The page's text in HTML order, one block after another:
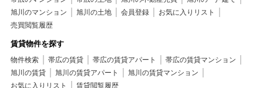
旭川のマンション
旭川の土地 会員登録
お気に入りリスト
売買閲覧履歴
賃貸物件を探す
物件検索 帯広の賃貸 帯広の賃貸アパート
帯広の賃貸マンション
旭川の賃貸
旭川の賃貸アパート
旭川の賃貸マンション
お気に入りリスト
賃貸閲覧履歴